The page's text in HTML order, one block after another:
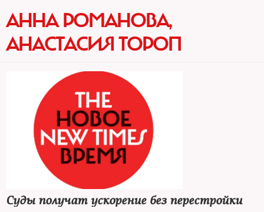
АННА РОМАНОВА,
АНАСТАСИЯ ТОРОП
Суды получат ускорение без перестройки